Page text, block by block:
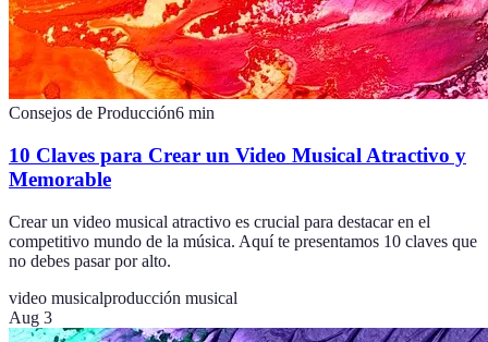
Consejos de Producción6 min
10 Claves para Crear un Video Musical Atractivo y
Memorable
Crear un video musical atractivo es crucial para destacar en el
competitivo mundo de la música. Aquí te presentamos 10 claves que
no debes pasar por alto.
video musicalproducción musical
Aug 3